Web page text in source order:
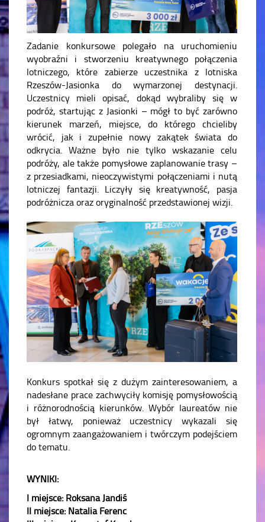
Zadanie konkursowe polegało na uruchomieniu
wyobraźni i stworzeniu kreatywnego połączenia
lotniczego, które zabierze uczestnika z lotniska
Rzeszów-Jasionka do wymarzonej destynacji.
Uczestnicy mieli opisać, dokąd wybraliby się w
podróż, startując z Jasionki – mógł to być zarówno
kierunek marzeń, miejsce, do którego chcieliby
wrócić, jak i zupełnie nowy zakątek świata do
odkrycia. Ważne było nie tylko wskazanie celu
podróży, ale także pomysłowe zaplanowanie trasy –
z przesiadkami, nieoczywistymi połączeniami i nutą
lotniczej fantazji. Liczyły się kreatywność, pasja
podróżnicza oraz oryginalność przedstawionej wizji.
Konkurs spotkał się z dużym zainteresowaniem, a
nadesłane prace zachwyciły komisję pomysłowością
i różnorodnością kierunków. Wybór laureatów nie
był łatwy, ponieważ uczestnicy wykazali się
ogromnym zaangażowaniem i twórczym podejściem
do tematu.
WYNIKI:
I miejsce: Roksana Jandiś
II miejsce: Natalia Ferenc